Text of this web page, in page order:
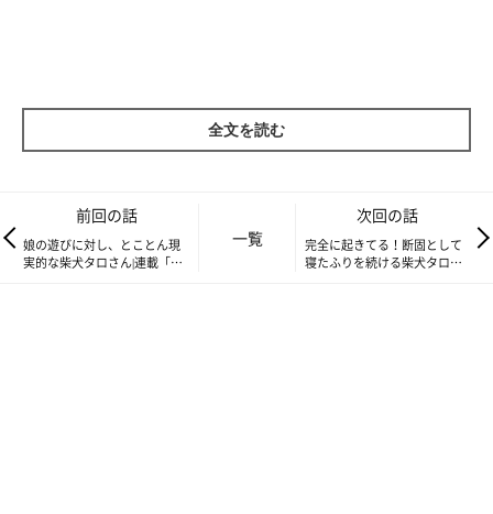
指人形を警戒するタロさん全文を読む
前回の話
娘の遊びに対し、とことん現
実的な柴犬タロさん|連載「モ
一覧
次回の話
完全に起きてる！断固として
寝たふりを続ける柴犬タロさ